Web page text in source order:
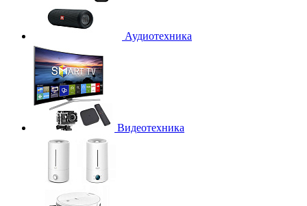
Аудиотехника
Видеотехника